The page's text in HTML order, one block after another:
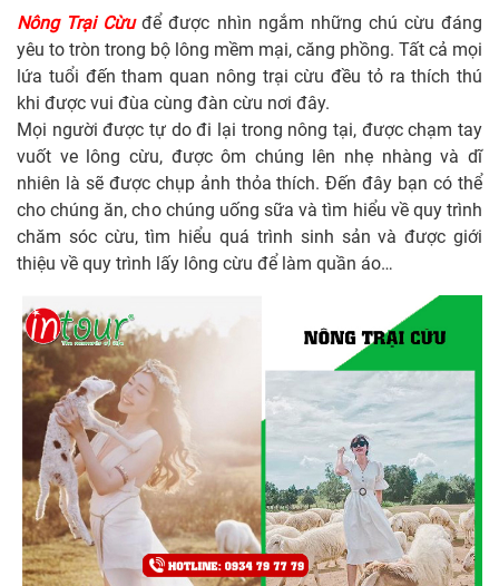
Nông Trại Cừuđể được nhìn ngắm những chú cừu đáng
yêu to tròn trong bộ lông mềm mại, căng phồng. Tất cả mọi
lứa tuổi đến tham quan nông trại cừu đều tỏ ra thích thú
khi được vui đùa cùng đàn cừu nơi đây.
Mọi người được tự do đi lại trong nông tại, được chạm tay
vuốt ve lông cừu, được ôm chúng lên nhẹ nhàng và dĩ
nhiên là sẽ được chụp ảnh thỏa thích. Đến đây bạn có thể
cho chúng ăn, cho chúng uống sữa và tìm hiểu về quy trình
chăm sóc cừu, tìm hiểu quá trình sinh sản và được giới
thiệu về quy trình lấy lông cừu để làm quần áo…